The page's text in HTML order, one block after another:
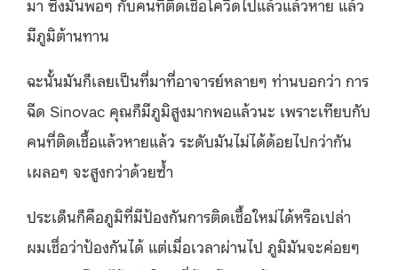
มีภูมิต้านทาน
ฉะนั้นมันก็เลยเป็นที่มาที่อาจารย์หลายๆ ท่านบอกว่า การ
ฉีด Sinovac คุณก็มีภูมิสูงมากพอแล้วนะ เพราะเทียบกับ
คนที่ติดเชื้อแล้วหายแล้ว ระดับมันไม่ได้ด้อยไปกว่ากัน
เผลอๆ จะสูงกว่าด้วยซ้ำ
ประเด็นก็คือภูมิที่มีป้องกันการติดเชื้อใหม่ได้หรือเปล่า
ผมเชื่อว่าป้องกันได้ แต่เมื่อเวลาผ่านไป ภูมิมันจะค่อยๆ